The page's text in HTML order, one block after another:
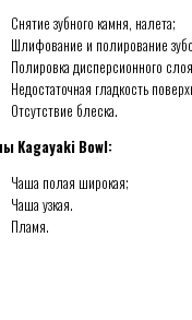
Снятие зубного камня, налета;
Шлифование и полирование
Полировка дисперсионного
Недостаточная гладкость
Отсутствие блеска.
Kagayaki Bowl:
Чаша полая широкая;
Чаша узкая.
Пламя.